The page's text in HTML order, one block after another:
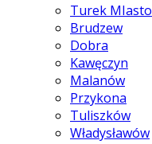
Turek MIasto
Brudzew
Dobra
Kawęczyn
Malanów
Przykona
Tuliszków
Władysławów